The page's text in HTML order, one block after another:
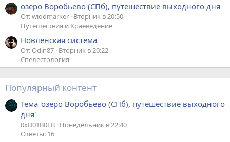
озеро Воробьево (СПб), путешествие выходного дня
От: widdmarker Вторник в 20:50
Путешествия и Краеведение
Новленская система
От: Odin87 Вторник в 20:22
Спелестология
Популярный контент
Тема 'озеро Воробьево (СПб), путешествие выходного
дня'
0xD01B0EB Понедельник в 22:40
Ответы: 16